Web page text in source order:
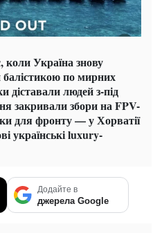
коли Україна знову
по мирних
діставали людей з-під
закривали збори на FPV-
для фронту — у Хорватії
українські luxury-
Додайте в
джерела Google